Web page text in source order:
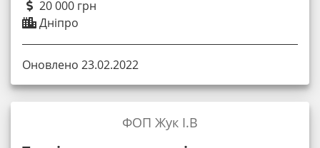
20 000 грн
Дніпро
Оновлено 23.02.2022
ФОП Жук І.В